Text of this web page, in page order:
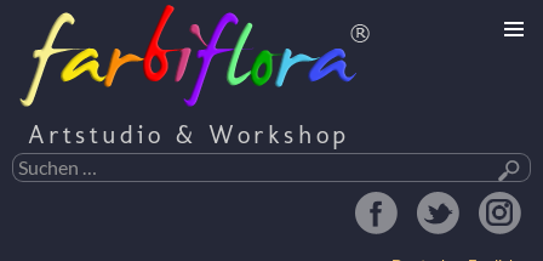
Artstudio & Workshop
Suchen
nach: